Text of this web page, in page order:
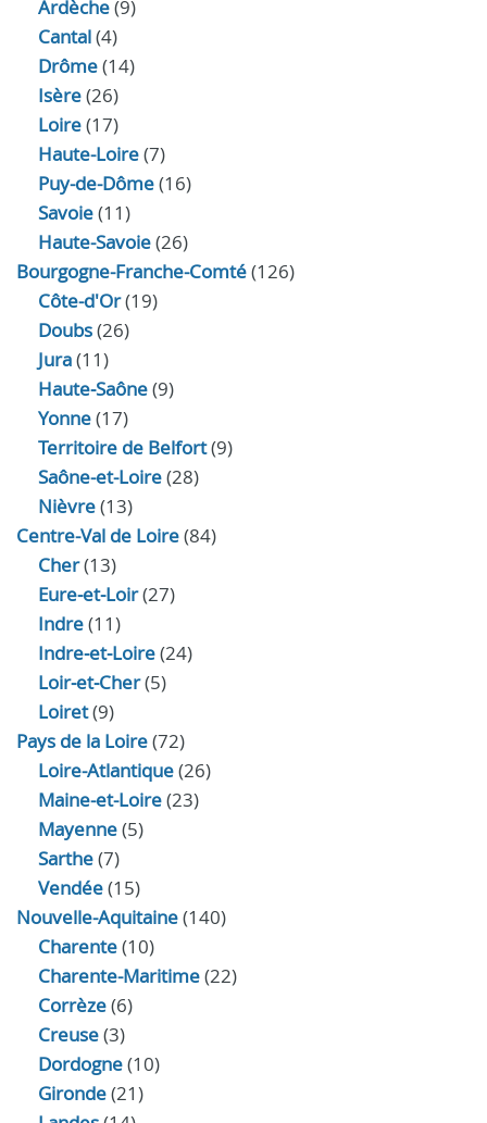
Ardèche(9)
Cantal(4)
Drôme(14)
Isère(26)
Loire(17)
Haute-Loire(7)
Puy-de-Dôme(16)
Savoie(11)
Haute-Savoie(26)
Bourgogne-Franche-Comté(126)
Côte-d'Or(19)
Doubs(26)
Jura(11)
Haute‑Saône(9)
Yonne(17)
Territoire de Belfort(9)
Saône-et-Loire(28)
Nièvre(13)
Centre-Val de Loire(84)
Cher(13)
Eure‑et‑Loir(27)
Indre(11)
Indre‑et‑Loire(24)
Loir‑et‑Cher(5)
Loiret(9)
Pays de la Loire(72)
Loire-Atlantique(26)
Maine-et-Loire(23)
Mayenne(5)
Sarthe(7)
Vendée(15)
Nouvelle-Aquitaine(140)
Charente(10)
Charente-Maritime(22)
Corrèze(6)
Creuse(3)
Dordogne(10)
Gironde(21)